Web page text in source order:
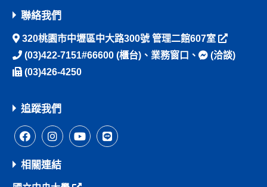
聯絡我們
320桃園市中壢區中大路300號 管理二館607室
(03)422-7151#66600 (櫃台)、 業務窗口 、
(洽談)
(03)426-4250
追蹤我們
相關連結